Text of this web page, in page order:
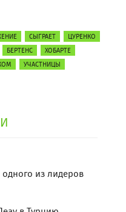
СЫГРАЕТ
ЦУРЕНКО
БЕРТЕНС
ХОБАРТЕ
УЧАСТНИЦЫ
одного из лидеров